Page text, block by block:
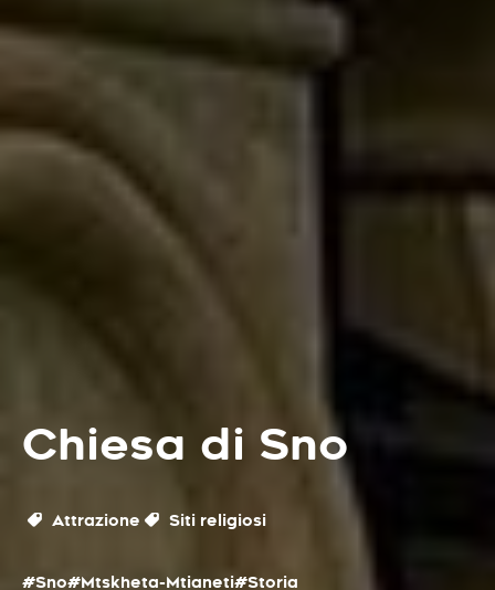
Chiesa di Sno
Attrazione Siti religiosi
#Sno#Mtskheta-Mtianeti#Storia